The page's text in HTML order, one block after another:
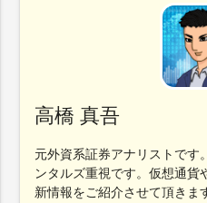
高橋 真吾
元外資系証券アナリストです
ンタルズ重視です。仮想通貨
新情報をご紹介させて頂きま